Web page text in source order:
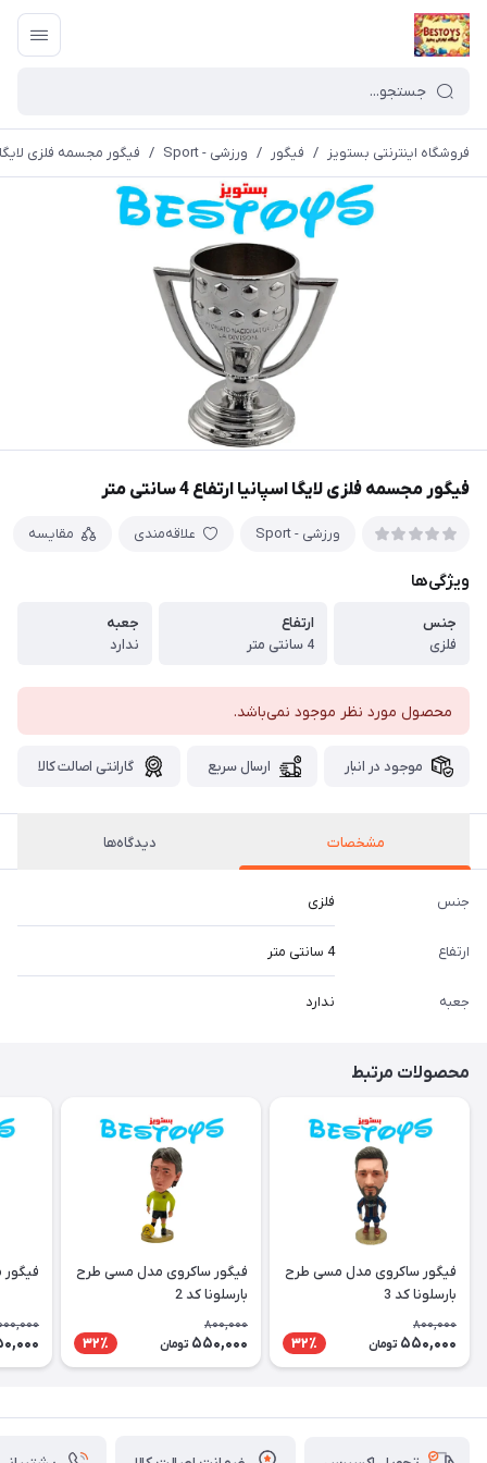
فروشگاه اینترنتی بستویز / فیگور / ورزشی - Sport / فیگور مجسمه فلزی لایگا
فیگور مجسمه فلزی لایگا اسپانیا ارتفاع 4 سانتی متر
ورزشی - Sport علاقه‌مندی مقایسه
ویژگی‌ها
جنس
فلزی
ارتفاع
4 سانتی متر
جعبه
ندارد
محصول مورد نظر موجود نمی‌باشد.
موجود در انبار ارسال سریع گارانتی اصالت کالا
مشخصات دیدگاه‌ها
جنس فلزی
ارتفاع 4 سانتی متر
جعبه ندارد
محصولات مرتبط
فیگور ساکروی مدل مسی طرح
بارسلونا کد 3
800,000
550,000 تومان 32٪
فیگور ساکروی مدل مسی طرح
بارسلونا کد 2
800,000
550,000 تومان 32٪